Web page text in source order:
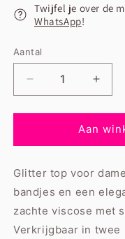
Twijfel je over de
WhatsApp!
Aantal
Aantal
verlagen
voor
Glittertop
Zwart
Aantal
voor
Zwart
Aan
Glitter top voor
bandjes en een
zachte viscose met
Verkrijgbaar in